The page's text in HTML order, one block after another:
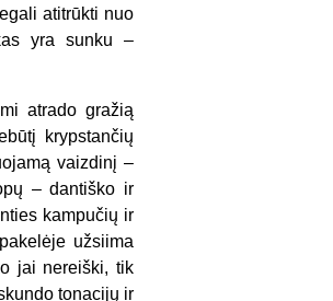
atitrūkti nuo
yra sunku –
atrado gražią
krypstančių
vaizdinį –
– dantiško ir
kampučių ir
užsiima
jai nereiški, tik
tonacijų ir